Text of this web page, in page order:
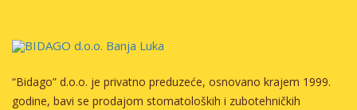
“Bidago” d.o.o. je privatno preduzeće, osnovano krajem 1999.
godine, bavi se prodajom stomatoloških i zubotehničkih